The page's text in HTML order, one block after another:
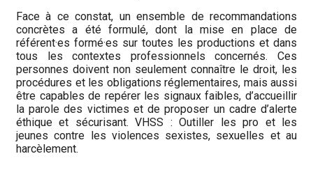
Face à ce constat, un ensemble de recommandations
concrètes a été formulé, dont la mise en place de
référent·es formé·es sur toutes les productions et dans
tous les contextes professionnels concernés. Ces
personnes doivent non seulement connaître le droit, les
procédures et les obligations réglementaires, mais aussi
être capables de repérer les signaux faibles, d’accueillir
la parole des victimes et de proposer un cadre d’alerte
éthique et sécurisant. VHSS : Outiller les pro et les
jeunes contre les violences sexistes, sexuelles et au
harcèlement.